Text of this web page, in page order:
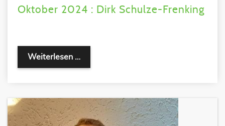
Oktober 2024 : Dirk Schulze-Frenking
Weiterlesen …